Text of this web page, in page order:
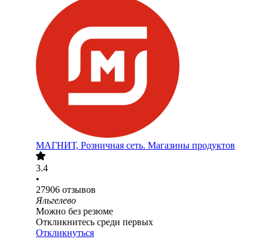
МАГНИТ, Розничная сеть. Магазины продуктов
3.4
•
27906 отзывов
Яльгелево
Можно без резюме
Откликнитесь среди первых
Откликнуться